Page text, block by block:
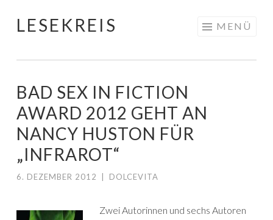
Springe
LESEKREIS MENÜ
BAD SEX IN FICTION
AWARD 2012 GEHT AN
NANCY HUSTON FÜR
„INFRAROT“
6. DEZEMBER 2012 DOLCEVITA
Zwei Autorinnen und sechs Autoren